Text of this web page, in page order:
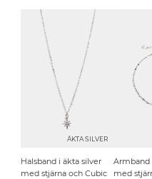
ÄKTA SILVER
Halsband i äkta silver
med stjärna och Cubic
Armband
med